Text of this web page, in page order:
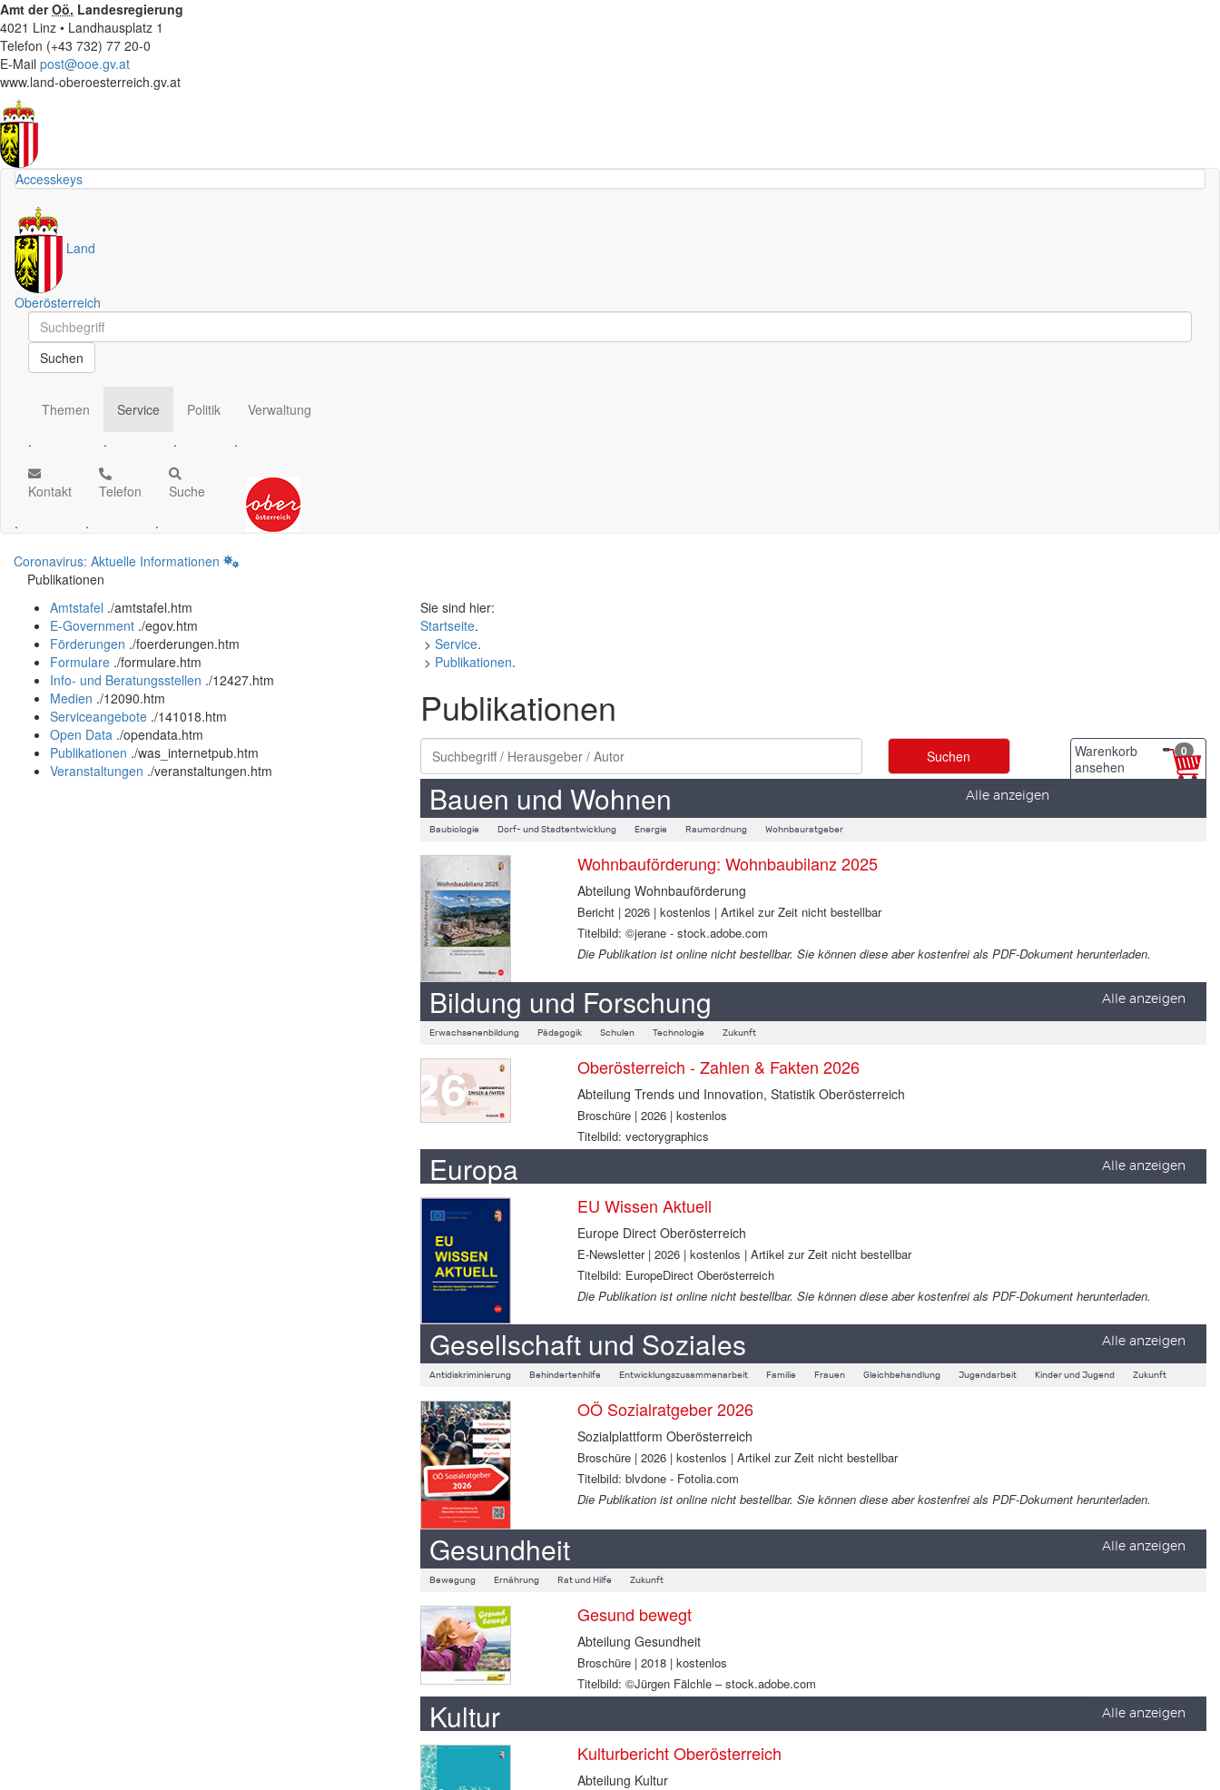
Amt derOö. Landesregierung
4021 Linz • Landhausplatz 1
Telefon (+43 732) 77 20-0
E-Mail post@ooe.gv.at
www.land-oberoesterreich.gv.at
Accesskeys
Land
Oberösterreich
Schnellsuche
Schnellsuche
Suchen
Themen
.
Service
.
Politik
.
Verwaltung
.
Kontakt
.
Telefon
.
Suche
.
Coronavirus: Aktuelle Informationen
Publikationen
Amtstafel ./amtstafel.htm
E-Government ./egov.htm
Förderungen ./foerderungen.htm
Formulare ./formulare.htm
Info- und Beratungsstellen ./12427.htm
Medien ./12090.htm
Serviceangebote ./141018.htm
Open Data ./opendata.htm
Publikationen ./was_internetpub.htm
Veranstaltungen ./veranstaltungen.htm
Sie sind hier:
Startseite.
> Service.
> Publikationen.
Publikationen
Warenkorb
ansehen
0
Bauen und Wohnen Alle anzeigen
Baubiologie Dorf- und Stadtentwicklung Energie Raumordnung Wohnbauratgeber
Wohnbauförderung: Wohnbaubilanz 2025
Abteilung Wohnbauförderung
Bericht | 2026 | kostenlos | Artikel zur Zeit nicht bestellbar
Titelbild: ©jerane - stock.adobe.com
Die Publikation ist online nicht bestellbar. Sie können diese aber kostenfrei als PDF-Dokument herunterladen.
Bildung und Forschung Alle anzeigen
Erwachsenenbildung Pädagogik Schulen Technologie Zukunft
Oberösterreich - Zahlen & Fakten 2026
Abteilung Trends und Innovation, Statistik Oberösterreich
Broschüre | 2026 | kostenlos
Titelbild: vectorygraphics
Europa Alle anzeigen
EU Wissen Aktuell
Europe Direct Oberösterreich
E-Newsletter | 2026 | kostenlos | Artikel zur Zeit nicht bestellbar
Titelbild: EuropeDirect Oberösterreich
Die Publikation ist online nicht bestellbar. Sie können diese aber kostenfrei als PDF-Dokument herunterladen.
Gesellschaft und Soziales Alle anzeigen
Antidiskriminierung Behindertenhilfe Entwicklungszusammenarbeit Familie Frauen Gleichbehandlung Jugendarbeit Kinder und Jugend Zukunft
OÖ Sozialratgeber 2026
Sozialplattform Oberösterreich
Broschüre | 2026 | kostenlos | Artikel zur Zeit nicht bestellbar
Titelbild: blvdone - Fotolia.com
Die Publikation ist online nicht bestellbar. Sie können diese aber kostenfrei als PDF-Dokument herunterladen.
Gesundheit Alle anzeigen
Bewegung Ernährung Rat und Hilfe Zukunft
Gesund bewegt
Abteilung Gesundheit
Broschüre | 2018 | kostenlos
Titelbild: ©Jürgen Fälchle – stock.adobe.com
Kultur Alle anzeigen
Kulturbericht Oberösterreich
Abteilung Kultur